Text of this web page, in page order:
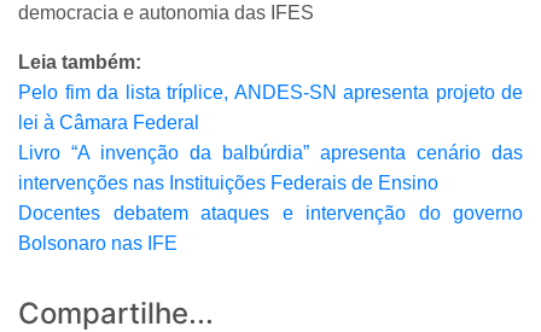
democracia e autonomia das IFES
Leia também:
Pelo fim da lista tríplice, ANDES-SN apresenta projeto de
lei à Câmara Federal
Livro “A invenção da balbúrdia” apresenta cenário das
intervenções nas Instituições Federais de Ensino
Docentes debatem ataques e intervenção do governo
Bolsonaro nas IFE
Compartilhe...